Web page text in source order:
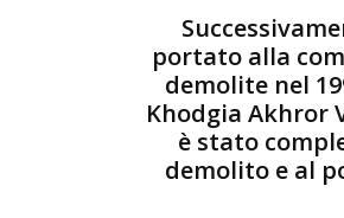
portato alla
demolite nel
Khodgia Akhror
è stato
demolito e al